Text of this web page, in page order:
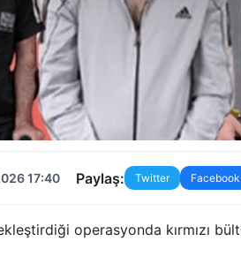
17:40 Paylaş: Twitter Facebook
operasyonda kırmızı